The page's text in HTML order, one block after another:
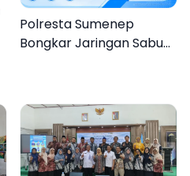
Polresta Sumenep
Bongkar Jaringan Sabu